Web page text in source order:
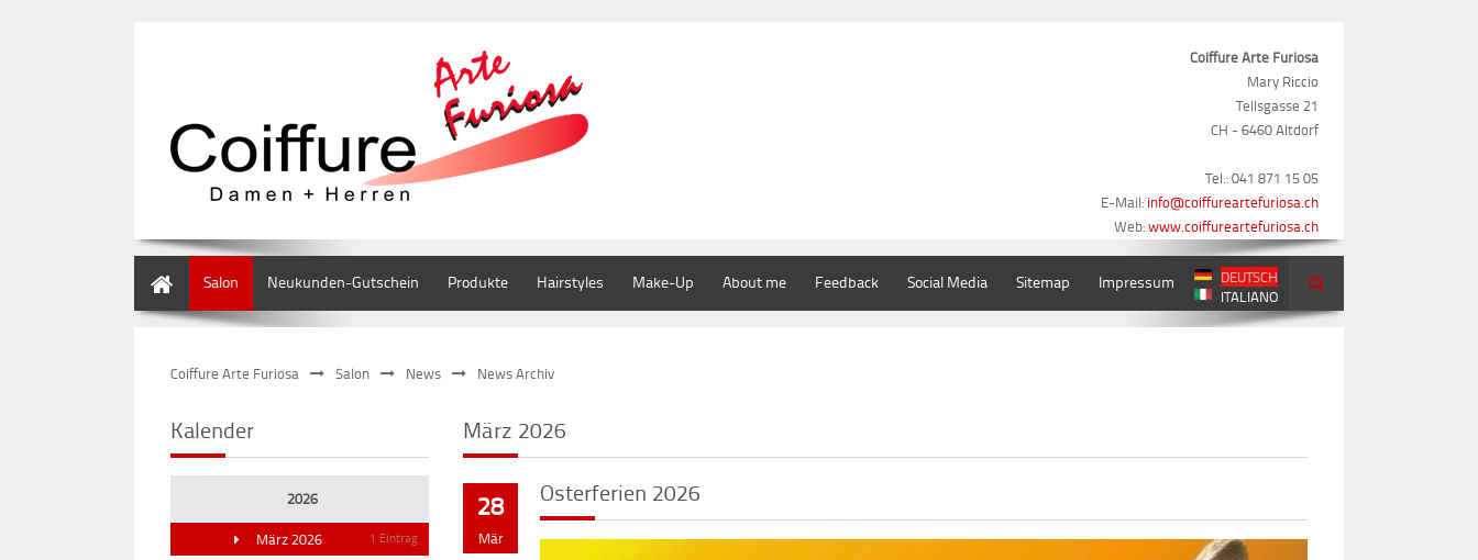
Coiffure Arte Furiosa
Mary Riccio
Tellsgasse 21
CH - 6460 Altdorf
Tel.: 041 871 15 05
E-Mail: info@coiffureartefuriosa.ch
Web:www.coiffureartefuriosa.ch
Salon Neukunden-Gutschein Produkte Hairstyles Make-Up About me Feedback Social Media Sitemap Impressum
DEUTSCH
ITALIANO
Coiffure Arte Furiosa Salon News News Archiv
März 2026
28
Mär
Osterferien 2026
Kalender
2026
März 2026 1 Eintrag